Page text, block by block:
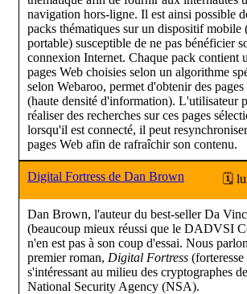
navigation hors-ligne. Il est ainsi possible
packs thématiques sur un dispositif mobile
portable) susceptible de ne pas bénéficier
connexion Internet. Chaque pack contient
pages Web choisies selon un algorithme
selon Webaroo, permet d'obtenir des
(haute densité d'information). L'utilisateur
réaliser des recherches sur ces pages
lorsqu'il est connecté, il peut
pages Web afin de rafraîchir son contenu.
Digital Fortress de Dan Brown 🗓
Dan Brown, l'auteur du best-seller Da
(beaucoup mieux réussi que le DADVSI
n'en est pas à son coup d'essai. Nous
premier roman, Digital Fortress
s'intéressant au milieu des cryptographes
National Security Agency (NSA).